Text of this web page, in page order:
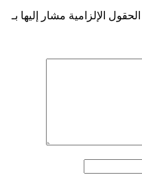
الحقول الإلزامية مشار إليها بـ